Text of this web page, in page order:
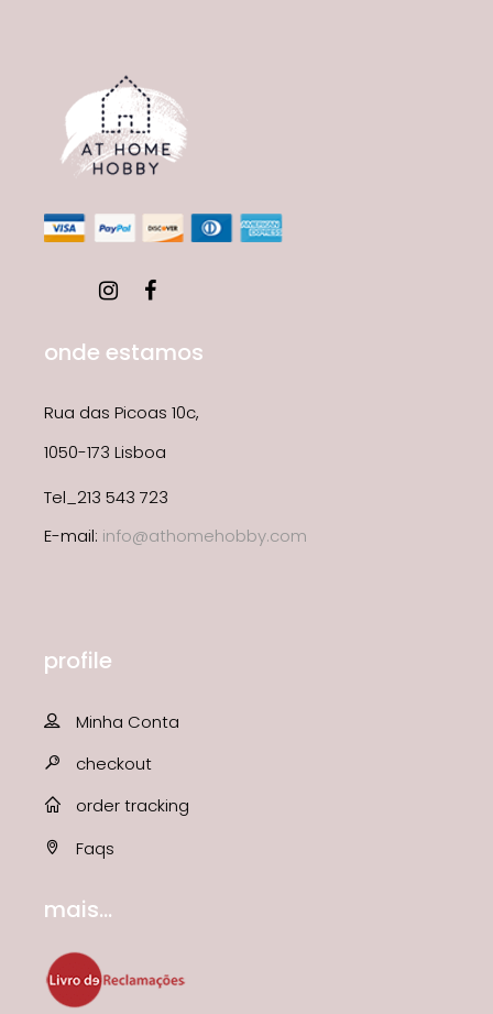
onde estamos
Rua das Picoas 10c,
1050-173 Lisboa
Tel_213 543 723
E-mail: info@athomehobby.com
profile
Minha Conta
checkout
order tracking
Faqs
mais...